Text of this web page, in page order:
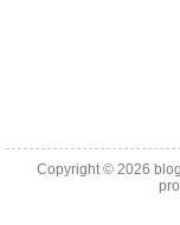
Copyright © 2026